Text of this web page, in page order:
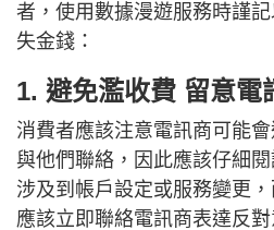
者，使用數據漫遊服務時謹
失金錢：
1. 避免濫收費 留意電
消費者應該注意電訊商可能
與他們聯絡，因此應該仔細
涉及到帳戶設定或服務變更
應該立即聯絡電訊商表達反